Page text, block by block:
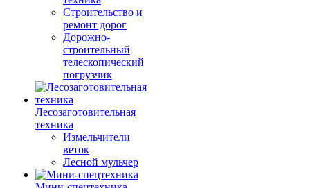
Строительство и
ремонт дорог
Дорожно-
строительный
телескопический
погрузчик
Лесозаготовительная
техника
Измельчители
веток
Лесной мульчер